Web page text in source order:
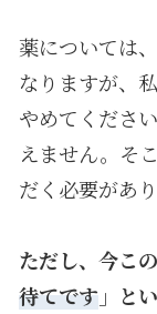
薬については
なりますが、
やめてくださ
えません。そ
だく必要があり
ただし、今こ
待てです」と